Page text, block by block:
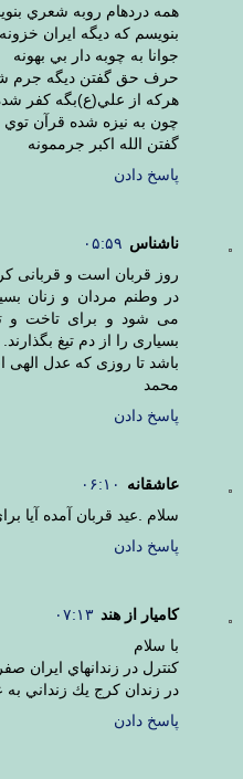
همه دردهام روبه شعري
بنويسم كه ديگه ايران خزونه
جوانا به چوبه دار بي بهونه
حرف حق گفتن ديگه جرم
هركه از علي(ع)بگه كفر
چون به نيزه شده قرآن توي
گفتن الله اكبر جرممونه
پاسخ دادن
ناشناس ۰۵:۵۹
روز قربان است و قربانی
در وطنم مردان و زنان
می شود و برای تاخت و
بسیاری را از دم تیغ بگذارند.
باشد تا روزی که عدل الهی
محمد
پاسخ دادن
عاشقانه
۰۶:۱۰
سلام .عيد قربان آمده آيا
پاسخ دادن
كاميار از هند ۰۷:۱۳
با سلام
كنترل در زندانهاي ايران
در زندان كرج يك زنداني
پاسخ دادن